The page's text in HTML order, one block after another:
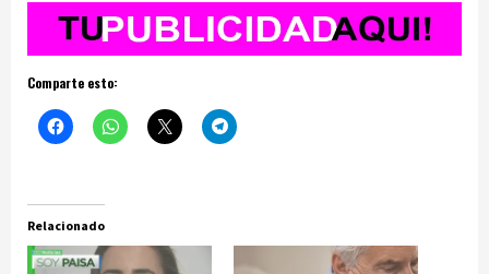
Comparte esto:
Relacionado